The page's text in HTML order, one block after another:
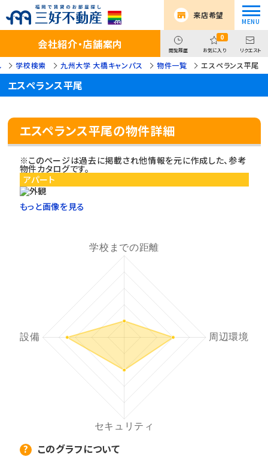
来店希望
会社紹介・店舗案内 閲覧履歴
0
お気に入り リクエスト
学校検索 九州大学 大橋キャンパス 物件一覧 エスペランス平尾
エスペランス平尾
エスペランス平尾の物件詳細
※このページは過去に掲載され他情報を元に作成した、参考
物件カタログです。
アパート
もっと画像を見る
このグラフについて